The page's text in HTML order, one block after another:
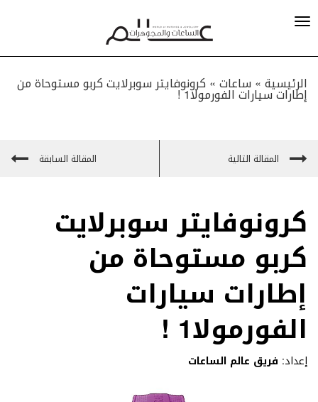
الرئيسية » ساعات» كرونوفايتر سوبرلايت كربو مستوحاة من
إطارات سيارات الفورمولا1 !
المقالة التالية المقالة السابقة
كرونوفايتر سوبرلايت
كربو مستوحاة من
إطارات سيارات
الفورمولا1 !
إعداد: فريق عالم الساعات